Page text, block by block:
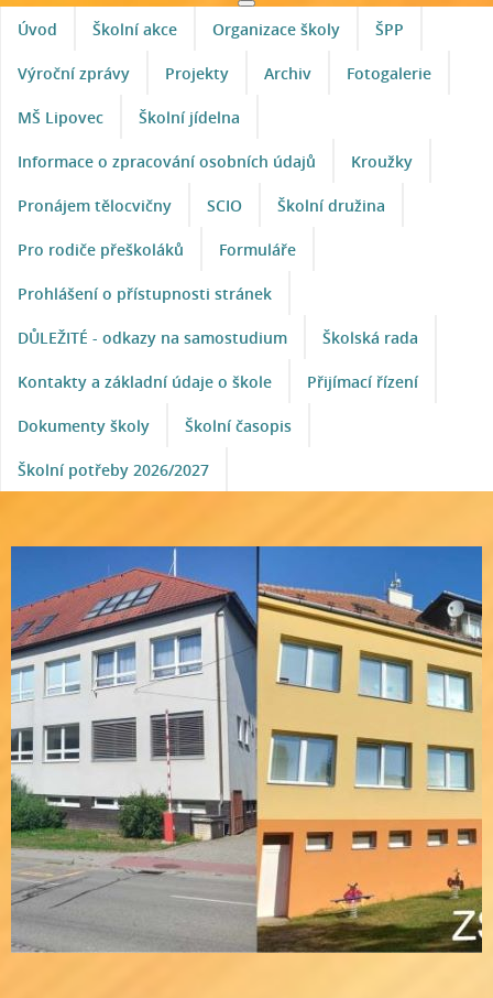
Úvod Školní akce Organizace školy ŠPP
Výroční zprávy Projekty Archiv Fotogalerie
MŠ Lipovec Školní jídelna
Informace o zpracování osobních údajů Kroužky
Pronájem tělocvičny SCIO Školní družina
Pro rodiče přeškoláků Formuláře
Prohlášení o přístupnosti stránek
DŮLEŽITÉ - odkazy na samostudium Školská rada
Kontakty a základní údaje o škole Přijímací řízení
Dokumenty školy Školní časopis
Školní potřeby 2026/2027